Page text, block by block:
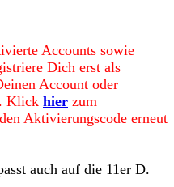
Accounts sowie
Dich erst als
Account oder
Klick hier zum
Aktivierungscode erneut
auch auf die 11er D.